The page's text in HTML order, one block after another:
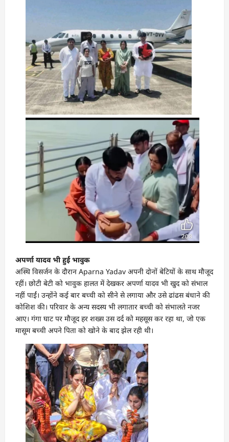
अपर्णा यादव भी हुईं भावुक
अस्थि विसर्जन के दौरान Aparna Yadav अपनी दोनों बेटियों के साथ मौजूद
रहीं। छोटी बेटी को भावुक हालत में देखकर अपर्णा यादव भी खुद को संभाल
नहीं पाईं। उन्होंने कई बार बच्ची को सीने से लगाया और उसे ढांढस बंधाने की
कोशिश की। परिवार के अन्य सदस्य भी लगातार बच्ची को संभालते नजर
आए। गंगा घाट पर मौजूद हर शख्स उस दर्द को महसूस कर रहा था, जो एक
मासूम बच्ची अपने पिता को खोने के बाद झेल रही थी।